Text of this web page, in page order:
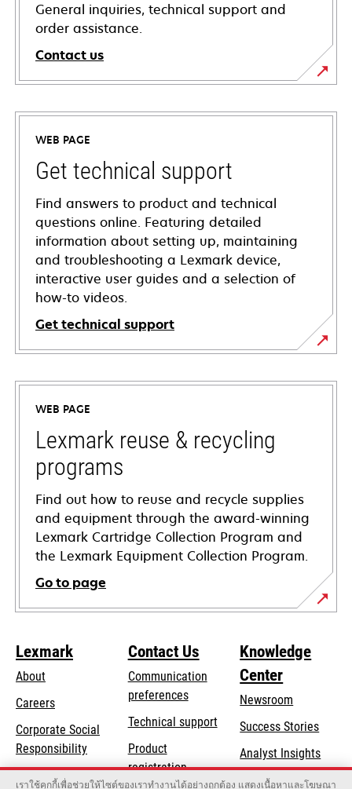
General inquiries, technical support and
order assistance.
Contact us
WEB PAGE
Get technical support
Find answers to product and technical
questions online. Featuring detailed
information about setting up, maintaining
and troubleshooting a Lexmark device,
interactive user guides and a selection of
how-to videos.
Get technical support
opens
in
new
tab
WEB PAGE
Lexmark reuse & recycling
programs
Find out how to reuse and recycle supplies
and equipment through the award-winning
Lexmark Cartridge Collection Program and
the Lexmark Equipment Collection Program.
Go to page
Lexmark
About
Careers
Corporate Social
Responsibilityopens
in
a
Sustainability
Contact Us
Communication
preferences
Technical supportopens
new
Product
registration
Knowledge
Center
Newsroom
Success Stories
Analyst Insights
เราใช้คุกกี้เพื่อช่วยให้ไซต์ของเราทำงานได้อย่างถูกต้อง แสดงเนื้อหาและโฆษณา